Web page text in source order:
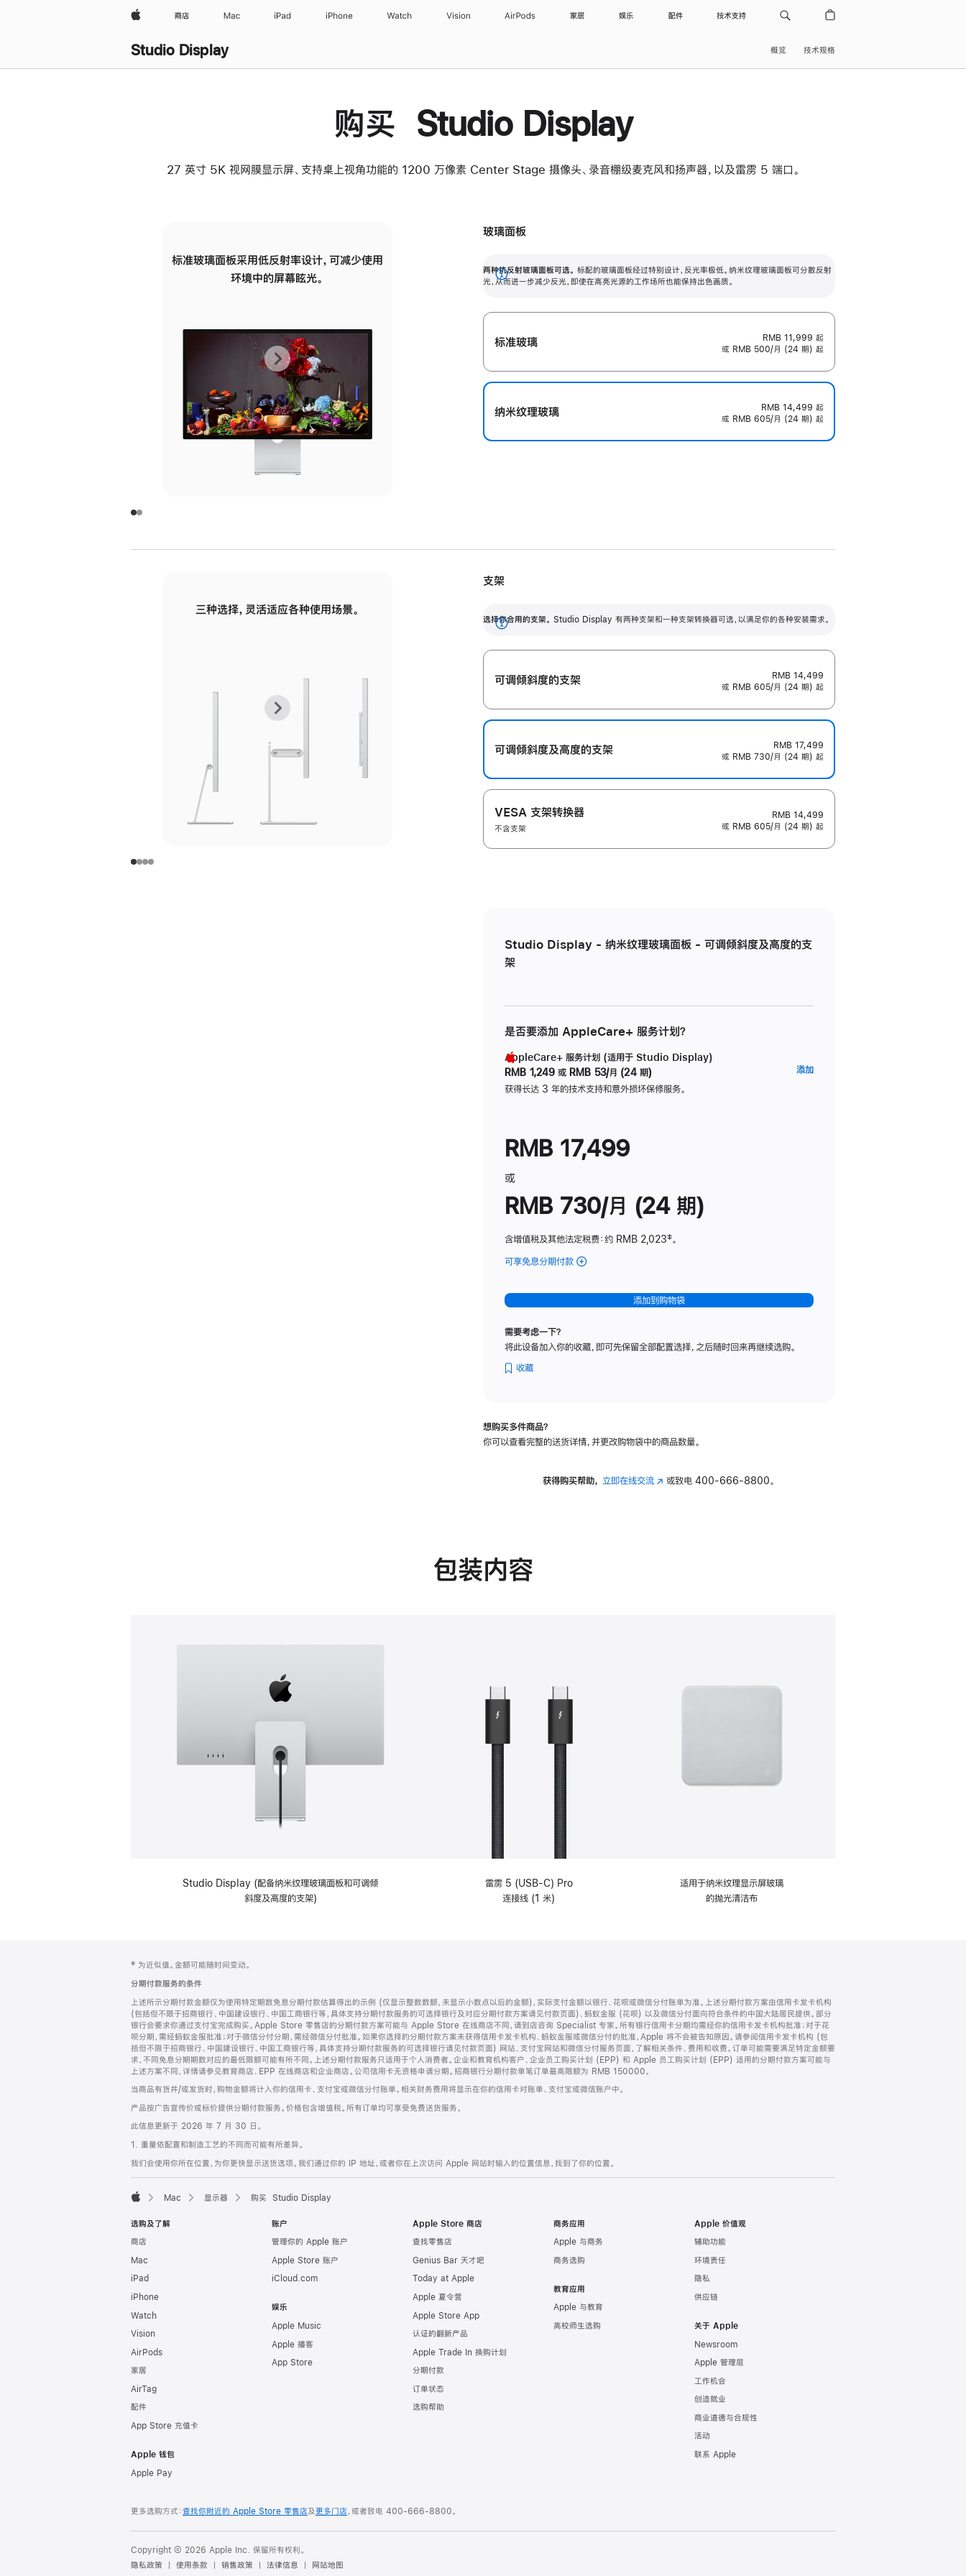
Apple 商店 Mac iPad iPhone Watch Vision AirPods 家居 娱乐 配件 技术支持
Studio Display 概览 技术规格
购买 Studio Display
27 英寸 5K 视网膜显示屏、支持桌上视角功能的 1200 万像素 Center Stage 摄像头、录音棚级麦克风和扬声器，以及雷雳 5 端口。
标准玻璃面板采用低反射率设计，可减少使用
环境中的屏幕眩光。
有高亮光源的场所使用，也能保持出色画质。
上
一
张
图
面
下
一
张
图
面
玻璃面板
两种抗反射玻璃面板可选。 标配的玻璃面板经过特别设计，反光率极低。纳米纹理玻璃面板可分散反射
光，从而进一步减少反光，即使在高亮光源的工作场所也能保持出色画质。
展
标准玻璃 RMB 11,999 起
或 RMB 500/月 (24 期) 起
纳米纹理玻璃 RMB 14,499 起
或 RMB 605/月 (24 期) 起
三种选择，灵活适应各种使用场景。
调节范围。
毫米的高度调节范围。
上
张
下
张
支架
选择你合用的支架。 Studio Display 有两种支架和一种支架转换器可选，以满足你的各种安装需求。
展
开
可调倾斜度的支架
RMB 14,499
或 RMB 605/月 (24 期) 起
可调倾斜度及高‍度的支‍架
RMB 17,499
或 RMB 730/月 (24 期) 起
VESA 支架转换器
不含支架
RMB 14,499
或 RMB 605/月 (24 期) 起
Studio Display - 纳米纹理玻璃面板 - 可调倾斜度及高度的支
架
是否要添加 AppleCare+ 服务计划？
AppleCare+ 服务计划 (适用于 Studio Display)
RMB 1,249 或 RMB 53/月 (24 期)
获得长达 3 年的技术支持和意外损坏保修服务。
添加
RMB 17,499
或
RMB 730/月 (24 期)
含增值税及其他法定税费：约 RMB 2,023脚
‡。
可享免息分期付款 (Studio
-
纳
理
可
斜
添加到购物袋
需要考虑一下？
将此设备加入你的收藏，即可先保留全部配置选择，之后随时回来再继续选购。
收藏
想购买多件商品？
你可以查看完整的送货详情，并更改购物袋中的商品数量。
获得购买帮助， 立即在线交流(在 或致电400-666-8800。
包装内容
Studio Display (配备纳米纹理玻璃面板和可调倾
斜度及高度的支架)
雷雳 5 (USB-C) Pro
连接线 (1 米)
适用于纳米纹理显示屏玻璃
的抛光清洁布
页
脚
注
‡ 为近似值。金额可能随时间变动。
分期付款服务的条件
上述所示分期付款金额仅为使用特定期数免息分期付款估算得出的示例 (仅显示整数数额，未显示小数点以后的金额)，实际支付金额以银行、花呗或微信分付账单为准。上述分期付款方案由信用卡发卡机构
(包括但不限于招商银行、中国建设银行、中国工商银行等，具体支持分期付款服务的可选择银行及对应分期付款方案请见付款页面)、蚂蚁金服 (花呗) 以及微信分付面向符合条件的中国大陆居民提供。部分
银行会要求你通过支付宝完成购买。Apple Store 零售店的分期付款方案可能与 Apple Store 在线商店不同，请到店咨询 Specialist 专家。所有银行信用卡分期均需经你的信用卡发卡机构批准；对于花
呗分期，需经蚂蚁金服批准；对于微信分付分期，需经微信分付批准。如果你选择的分期付款方案未获得信用卡发卡机构、蚂蚁金服或微信分付的批准，Apple 将不会被告知原因。请参阅信用卡发卡机构 (包
括但不限于招商银行、中国建设银行、中国工商银行等，具体支持分期付款服务的可选择银行请见付款页面) 网站、支付宝网站和微信分付服务页面，了解相关条件、费用和收费。订单可能需要满足特定金额要
求，不同免息分期期数对应的最低限额可能有所不同。上述分期付款服务只适用于个人消费者。企业和教育机构客户、企业员工购买计划 (EPP) 和 Apple 员工购买计划 (EPP) 适用的分期付款方案可能与
上述方案不同，详情请参见教育商店、EPP 在线商店和企业商店。公司信用卡无资格申请分期。招商银行分期付款单笔订单最高限额为 RMB 150000。
当商品有货并/或发货时，购物金额将计入你的信用卡、支付宝或微信分付账单。相关财务费用将显示在你的信用卡对账单、支付宝或微信账户中。
产品按广告宣传价或标价提供分期付款服务。价格包含增值税。所有订单均可享受免费送货服务。
此信息更新于 2026 年 7 月 30 日。
1. 重量依配置和制造工艺的不同而可能有所差异。
我们会使用你所在位置，为你更快显示送货选项。我们通过你的 IP 地址，或者你在上次访问 Apple 网站时输入的位置信息，找到了你的位置。
Mac 显示器 购买 Studio Display
选购及了解
商店
Mac
iPad
iPhone
Watch
Vision
AirPods
家居
AirTag
配件
App Store 充值卡
Apple 钱包
Apple Pay
账户
管理你的 Apple 账户
Apple Store 账户
iCloud.com
娱乐
Apple Music
Apple 播客
App Store
Apple Store 商店
查找零售店
Genius Bar 天才吧
Today at Apple
Apple 夏令营
Apple Store App
认证的翻新产品
Apple Trade In 换购计划
分期付款
订单状态
选购帮助
商务应用
Apple 与商务
商务选购
教育应用
Apple 与教育
高校师生选购
Apple 价值观
辅助功能
环境责任
隐私
供应链
关于 Apple
Newsroom
Apple 管理层
工作机会
创造就业
商业道德与合规性
活动
联系 Apple
更多选购方式：查找你附近的 Apple Store 零售店及更多门店，或者致电 400-666-8800。
Copyright © 2026 Apple Inc. 保留所有权利。
隐私政策
使用条款 销售政策 法律信息 网站地图